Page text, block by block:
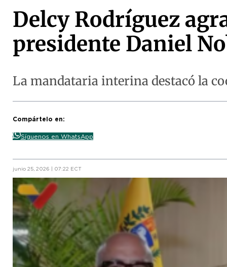
Delcy Rodríguez
presidente Daniel
La mandataria interina destacó la
Compártelo en:
Síguenos en WhatsApp
junio 25, 2026 | 07:22 ECT